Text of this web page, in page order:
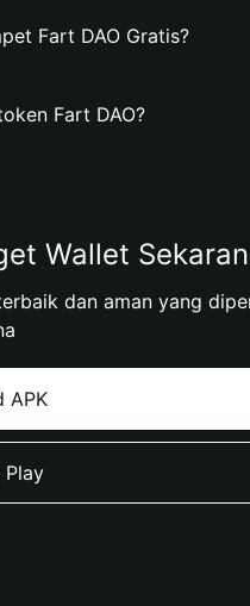
Fart DAO Gratis?
Fart DAO?
Wallet
dan aman yang
APK
Play